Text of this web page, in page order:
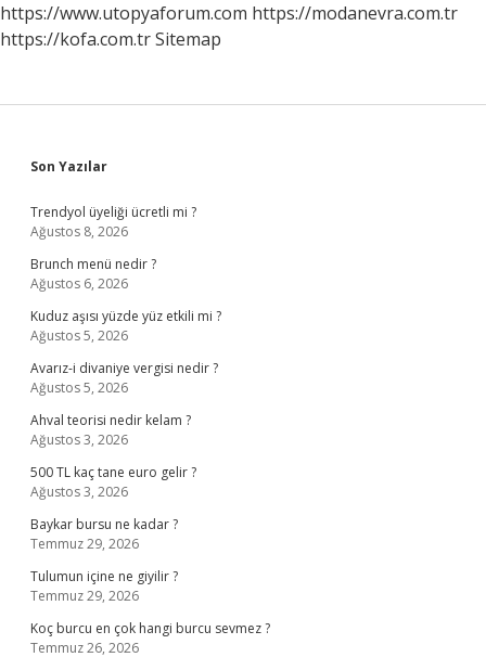
https://www.utopyaforum.com https://modanevra.com.tr
https://kofa.com.trSitemap
Sidebar
Son Yazılar
Trendyol üyeliği ücretli mi ?
Ağustos 8, 2026
Brunch menü nedir ?
Ağustos 6, 2026
Kuduz aşısı yüzde yüz etkili mi ?
Ağustos 5, 2026
Avarız-i divaniye vergisi nedir ?
Ağustos 5, 2026
Ahval teorisi nedir kelam ?
Ağustos 3, 2026
500 TL kaç tane euro gelir ?
Ağustos 3, 2026
Baykar bursu ne kadar ?
Temmuz 29, 2026
Tulumun içine ne giyilir ?
Temmuz 29, 2026
Koç burcu en çok hangi burcu sevmez ?
Temmuz 26, 2026